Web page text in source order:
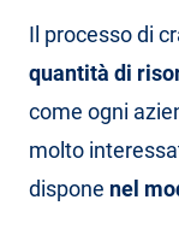
Il processo di
quantità di
come ogni
molto
dispone nel